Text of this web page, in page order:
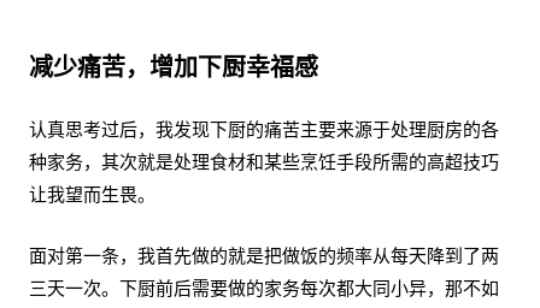
减少痛苦，增加下厨幸福感
认真思考过后，我发现下厨的痛苦主要来源于处理厨房的各
种家务，其次就是处理食材和某些烹饪手段所需的高超技巧
让我望而生畏。
面对第一条，我首先做的就是把做饭的频率从每天降到了两
三天一次。下厨前后需要做的家务每次都大同小异，那不如